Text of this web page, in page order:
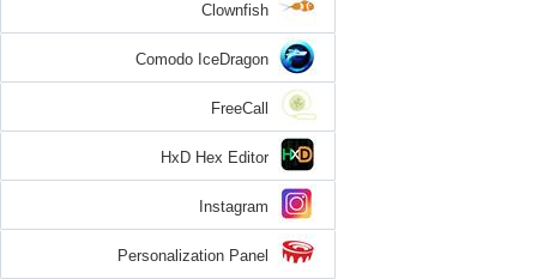
Clownfish
Comodo IceDragon
FreeCall
HxD Hex Editor
Instagram
Personalization Panel